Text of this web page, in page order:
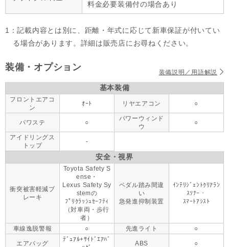
料金必要装備付の場合あり
1：記載内容とは別に、距離・年式に応じて新車保証が付いてい
る場合があります。詳細は販売店にお尋ねください。
装備・オプション 装備説明／用語解説
基本装備
フロントエアコ
ン
ｵｰﾄ リヤエアコン ○
パワステ ○
パワーウィンド
ウ
○
アイドリングス
トップ
-
安全・視界
衝突被害軽減ブ
レーキ
Toyota Safety S
ense・
Lexus Safety Sy
stemの
ﾌﾟﾘｸﾗｯｼｭｾｰﾌﾃｨ
（対車両・歩行
者）
ペダル踏み間違
い
急発進抑制装置
ｲﾝﾃﾘｼﾞｪﾝﾄｸﾘｱﾗﾝ
ｽｿﾅｰ・
ｽﾏｰﾄｱｼｽﾄ
車線逸脱警報 ○ 先進ライト ○
エアバッグ
ﾃﾞｭｱﾙ+ｻｲﾄﾞｴｱﾊﾞ
ABS ○